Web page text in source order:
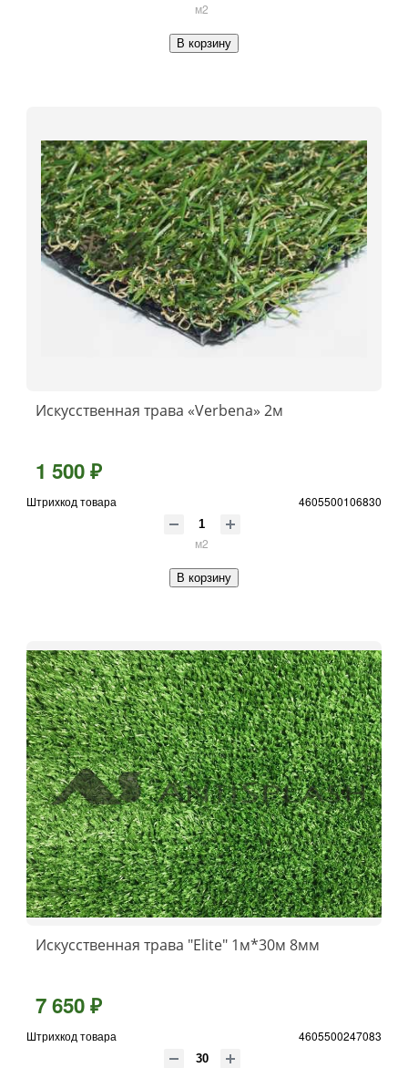
м2
В корзину
Искусственная трава «Verbena» 2м
1 500 ₽
Штрихкод товара 4605500106830
м2
В корзину
Искусственная трава "Elite" 1м*30м 8мм
7 650 ₽
Штрихкод товара 4605500247083